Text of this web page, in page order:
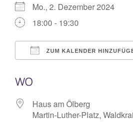
Mo., 2. Dezember 2024
18:00 - 19:30
ZUM KALENDER
WO
Haus am Ölberg
Martin-Luther-Platz,